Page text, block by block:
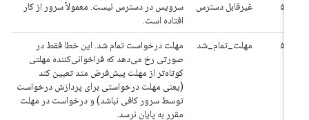
غیرقابل دسترس
سرویس در دسترس نیست. معمولاً سرور از کار
افتاده است.
مهلت_تمام_شد
مهلت درخواست تمام شد. این خطا فقط در
صورتی رخ می‌دهد که فراخوانی‌کننده مهلتی
کوتاه‌تر از مهلت پیش‌فرض متد تعیین کند
(یعنی مهلت درخواستی برای پردازش درخواست
توسط سرور کافی نباشد) و درخواست در مهلت
مقرر به پایان نرسد.